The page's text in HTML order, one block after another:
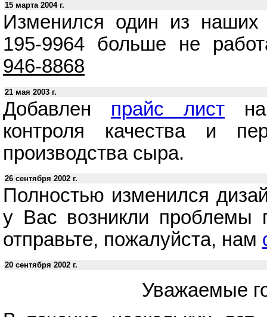
15 марта 2004 г.
Изменился один из
195-9964 больше не
946-8868
21 мая 2003 г.
Добавлен прайс лист на
контроля качества и
производства сыра.
26 сентября 2002 г.
Полностью изменился
у Вас возникли проблемы
отправьте, пожалуйста, нам
20 сентября 2002 г.
Уважаемые